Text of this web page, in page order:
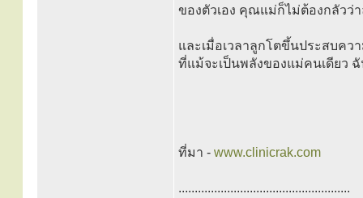
ของตัวเอง คุณแม่ก็ไม่ต้องกลัวว่
และเมื่อเวลาลูกโตขึ้นประสบค
ที่แม้จะเป็นพลังของแม่คนเดียว
ที่มา - www.clinicrak.com
.....................................................